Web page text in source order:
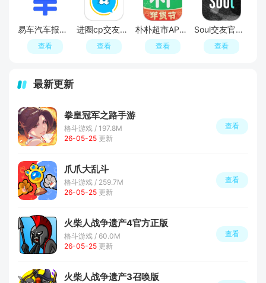
易车汽车报价APP官方正版
查看
进圈cp交友软件手机版
查看
朴朴超市APP最新版本
查看
Soul交友官方APP最新版
查看
最新更新
拳皇冠军之路手游
格斗游戏 / 197.8M
26-05-25 更新
查看
爪爪大乱斗
格斗游戏 / 259.7M
26-05-25 更新
查看
火柴人战争遗产4官方正版
格斗游戏 / 60.0M
26-05-25 更新
查看
火柴人战争遗产3召唤版